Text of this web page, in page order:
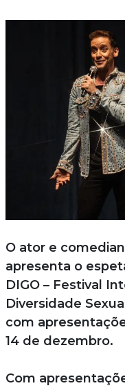
O ator e
apresenta o
DIGO – Festival
Diversidade
com
14 de dezembro.
Com